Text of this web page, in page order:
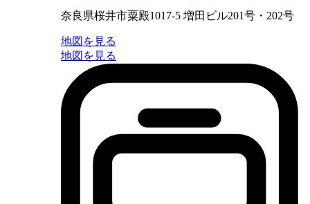
奈良県桜井市粟殿1017-5 増田ビル201号・202号
地図を見る
地図を見る